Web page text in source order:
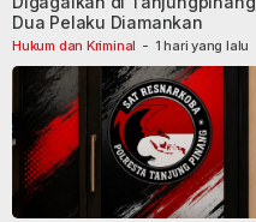
Hukum dan Kriminal - 1 hari yang lalu
Dua Pelaku Diamankan